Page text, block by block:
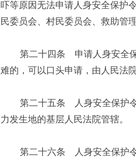
吓等原因无法申请人身安全保护
民委员会、村民委员会、救助管
第二十四条 申请人身安全保
难的，可以口头申请，由人民法
第二十五条 人身安全保护令
力发生地的基层人民法院管辖。
第二十六条 人身安全保护令